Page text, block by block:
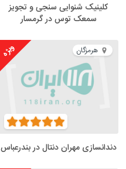
کلینیک شنوایی سنجی و تجویز
سمعک توس در گرمسار
هرمزگان ویژه
دندانسازی مهران دنتال در بندرعباس